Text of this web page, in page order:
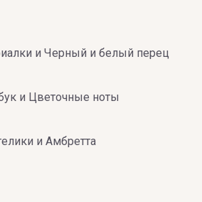
и Черный и белый перец
и Цветочные ноты
и Амбретта